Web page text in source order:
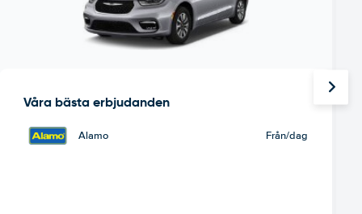
Våra bästa erbjudanden
Alamo Från/dag